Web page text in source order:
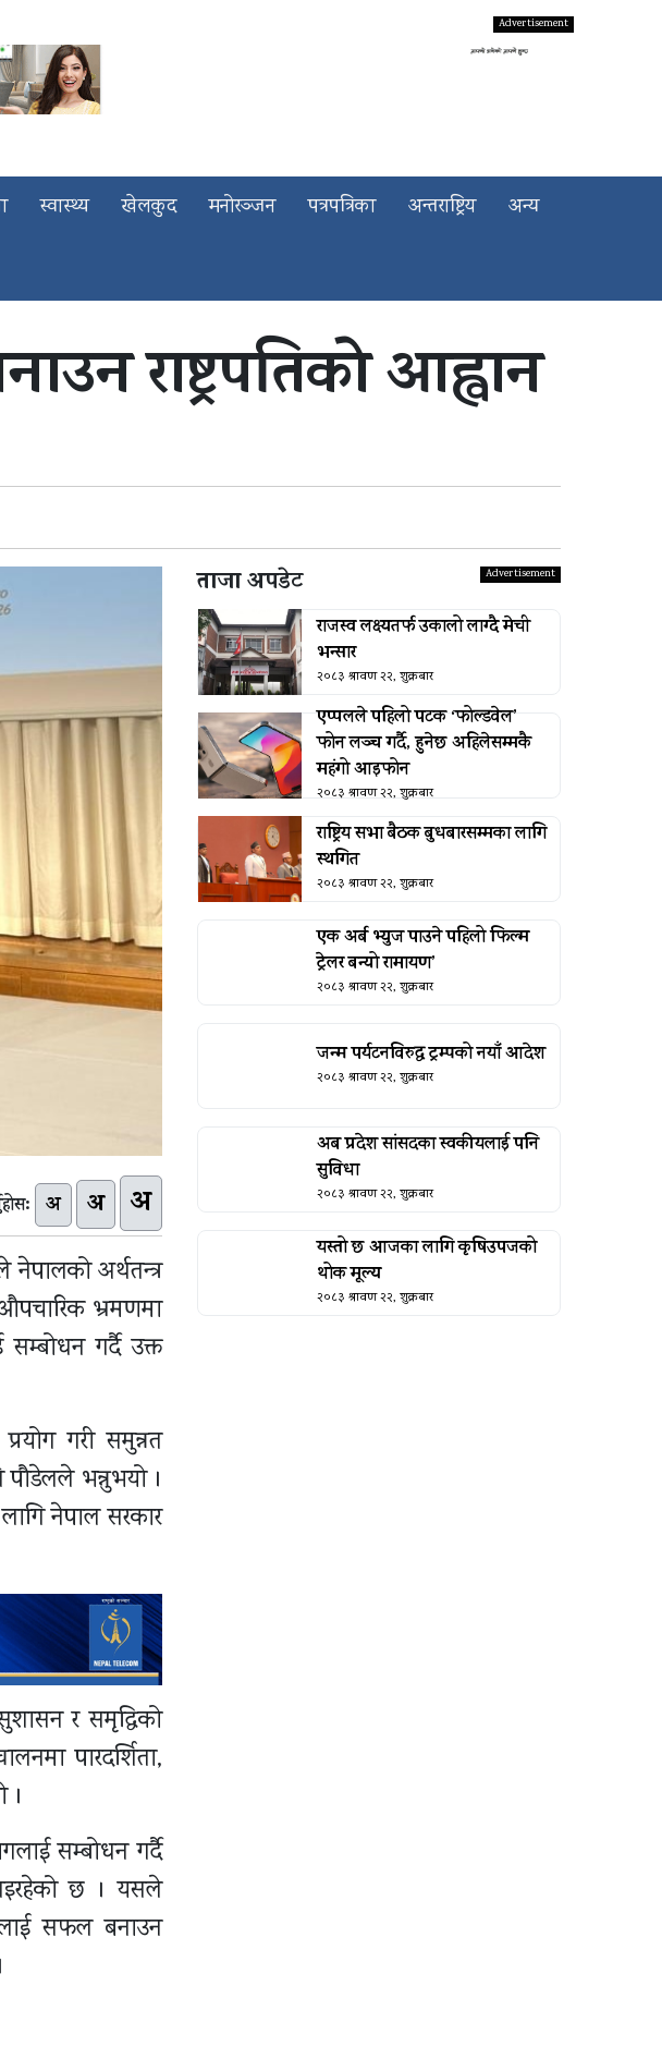
स्वास्थ्य खेलकुद मनोरञ्जन पत्रपत्रिका अन्तराष्ट्रिय अन्य
राष्ट्रपतिको आह्वान
अ अ अ
नेपालको अर्थतन्त्र
भ्रमणमा
सम्बोधन गर्दै उक्त
गरी समुन्नत
पौडेलले भन्नुभयो ।
नेपाल सरकार
र समृद्धिको
पारदर्शिता,
।
सम्बोधन गर्दै
छ । यसले
सफल बनाउन
ताजा अपडेट
राजस्व लक्ष्यतर्फ उकालो लाग्दै मेची
भन्सार
२०८३ श्रावण २२, शुक्रबार
एप्पलले पहिलो पटक ‘फोल्डवेल’
फोन लञ्च गर्दै, हुनेछ अहिलेसम्मकै
महंगो आइफोन
२०८३ श्रावण २२, शुक्रबार
राष्ट्रिय सभा बैठक बुधबारसम्मका लागि
स्थगित
२०८३ श्रावण २२, शुक्रबार
एक अर्ब भ्युज पाउने पहिलो फिल्म
ट्रेलर बन्यो रामायण’
२०८३ श्रावण २२, शुक्रबार
जन्म पर्यटनविरुद्ध ट्रम्पको नयाँ आदेश
२०८३ श्रावण २२, शुक्रबार
अब प्रदेश सांसदका स्वकीयलाई पनि
सुविधा
२०८३ श्रावण २२, शुक्रबार
यस्तो छ आजका लागि कृषिउपजको
थोक मूल्य
२०८३ श्रावण २२, शुक्रबार